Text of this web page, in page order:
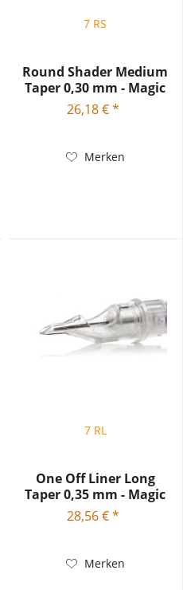
7 RS
Round Shader Medium
Taper 0,30 mm - Magic
Moon...
26,18 € *
Merken
7 RL
One Off Liner Long
Taper 0,35 mm - Magic
Moon...
28,56 € *
Merken